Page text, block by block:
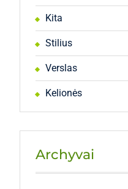
Kita
Stilius
Verslas
Kelionės
Archyvai